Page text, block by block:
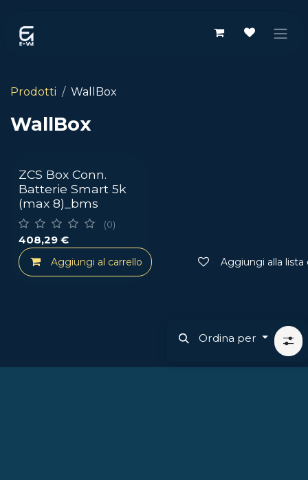
Prodotti WallBox
WallBox
ZCS Box Conn.
Batterie Smart 5k
(max 8)_bms
(0)
408,29 €
Aggiungi al carrello Aggiungi alla lista
Ordina per